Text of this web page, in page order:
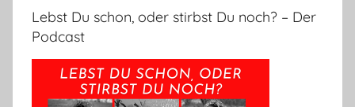
Lebst Du schon, oder stirbst Du noch? – Der
Podcast